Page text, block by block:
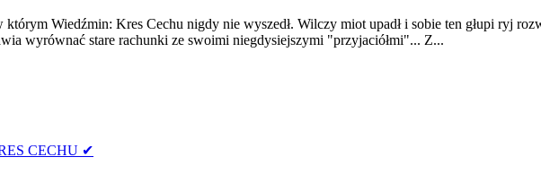
Wiedźmin: Kres Cechu nigdy nie wyszedł. Wilczy miot upadł i sobie ten głupi ryj
wyrównać stare rachunki ze swoimi niegdysiejszymi "przyjaciółmi"... Z...
CECHU ✔